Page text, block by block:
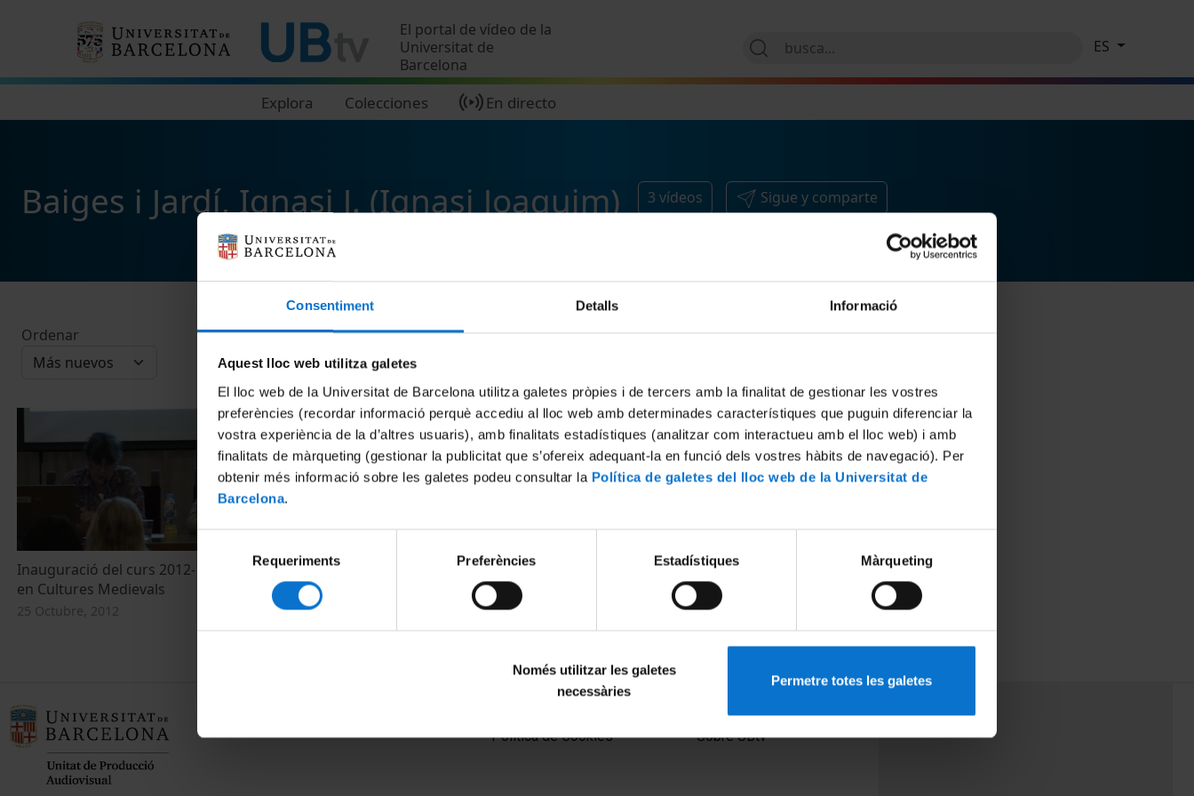
Consentiment Detalls Informació
Aquest lloc web utilitza galetes
El lloc web de la Universitat de Barcelona utilitza galetes pròpies i de tercers amb la finalitat de gestionar les vostres
preferències (recordar informació perquè accediu al lloc web amb determinades característiques que puguin diferenciar la
vostra experiència de la d’altres usuaris), amb finalitats estadístiques (analitzar com interactueu amb el lloc web) i amb
finalitats de màrqueting (gestionar la publicitat que s’ofereix adequant-la en funció dels vostres hàbits de navegació). Per
obtenir més informació sobre les galetes podeu consultar la Política de galetes del lloc web de la Universitat de
Barcelona.
consentiment
Requeriments Preferències Estadístiques Màrqueting
Només utilitzar les galetes
necessàries
Permetre totes les galetes
El portal de vídeo de la
Universitat de
Barcelona
Explora Colecciones En directo
ES
Baiges i Jardí, Ignasi J. (Ignasi Joaquim) 3 vídeos Sigue y comparte
Ordenar
Inauguració del curs 2012-13 del Màster
en Cultures Medievals
25 Octubre, 2012
Debat de la Taula rodona: 'Els altres
lèxics' i Cloenda de l'acte
11 Octubre, 2011
'Els altres lèxics' per Ignasi Baiges
11 Octubre, 2011
Política de Cookies
Sobre UBtv